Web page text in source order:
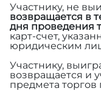
Участнику, не
возвращается в
дня проведения
карт-счет,
юридическим
Участнику,
возвращается и
предмета